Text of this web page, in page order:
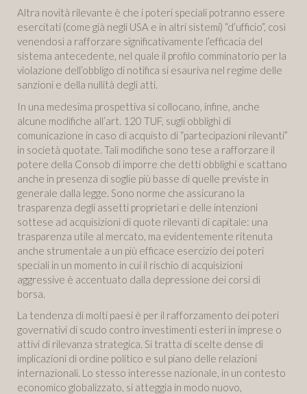
Altra novità rilevante è che i poteri speciali potranno essere
esercitati (come già negli USA e in altri sistemi) “d’ufficio”, così
venendosi a rafforzare significativamente l’efficacia del
sistema antecedente, nel quale il profilo comminatorio per la
violazione dell’obbligo di notifica si esauriva nel regime delle
sanzioni e della nullità degli atti.
In una medesima prospettiva si collocano, infine, anche
alcune modifiche all’art. 120 TUF, sugli obblighi di
comunicazione in caso di acquisto di “partecipazioni rilevanti”
in società quotate. Tali modifiche sono tese a rafforzare il
potere della Consob di imporre che detti obblighi e scattano
anche in presenza di soglie più basse di quelle previste in
generale dalla legge. Sono norme che assicurano la
trasparenza degli assetti proprietari e delle intenzioni
sottese ad acquisizioni di quote rilevanti di capitale: una
trasparenza utile al mercato, ma evidentemente ritenuta
anche strumentale a un più efficace esercizio dei poteri
speciali in un momento in cui il rischio di acquisizioni
aggressive è accentuato dalla depressione dei corsi di
borsa.
La tendenza di molti paesi è per il rafforzamento dei poteri
governativi di scudo contro investimenti esteri in imprese o
attivi di rilevanza strategica. Si tratta di scelte dense di
implicazioni di ordine politico e sul piano delle relazioni
internazionali. Lo stesso interesse nazionale, in un contesto
economico globalizzato, si atteggia in modo nuovo,